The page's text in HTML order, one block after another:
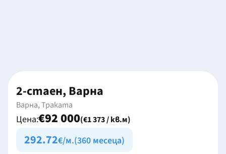
2-стаен, Варна
Варна, Траката
Цена:€92 000(€1 373 / кв.м)
292.72€/м.(360 месеца)